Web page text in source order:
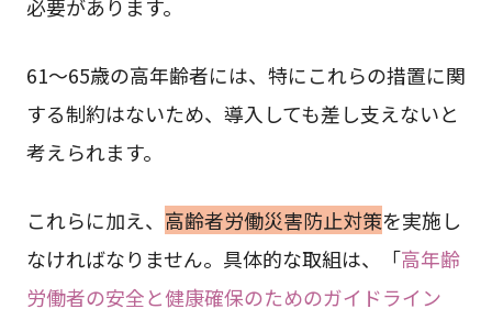
必要があります。
61～65歳の高年齢者には、特にこれらの措置に関
する制約はないため、導入しても差し支えないと
考えられます。
これらに加え、 高齢者労働災害防止対策を実施し
なければなりません。具体的な取組は、「高年齢
労働者の安全と健康確保のためのガイドライン